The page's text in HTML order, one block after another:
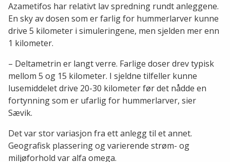
Azametifos har relativt lav spredning rundt anleggene.
En sky av dosen som er farlig for hummerlarver kunne
drive 5 kilometer i simuleringene, men sjelden mer enn
1 kilometer.
– Deltametrin er langt verre. Farlige doser drev typisk
mellom 5 og 15 kilometer. I sjeldne tilfeller kunne
lusemiddelet drive 20-30 kilometer før det nådde en
fortynning som er ufarlig for hummerlarver, sier
Sævik.
Det var stor variasjon fra ett anlegg til et annet.
Geografisk plassering og varierende strøm- og
miljøforhold var alfa omega.